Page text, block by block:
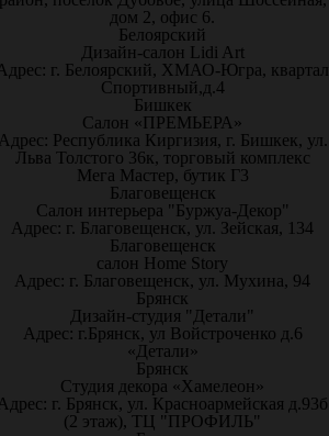
дом 2, офис 6.
Белоярский
Дизайн-салон Lidi Art
г. Белоярский, ХМАО-Югра, квартал
Спортивный,д.4
Бишкек
Салон «ПРЕМЬЕРА»
Республика Киргизия, г. Бишкек, ул.
Льва Толстого 36к, торговый комплекс
Мега Мастер, бутик Г3
Благовещенск
Салон интерьера "Буржуа-Декор"
Адрес: г. Благовещенск, ул. Зейская, 134
Благовещенск
салон Home Story
Адрес: г. Благовещенск, ул. Мухина, 94
Брянск
Дизайн-студия "Детали"
Адрес: г.Брянск, ул Войстроченко д.6
«Детали»
Брянск
Студия декора «Хамелеон»
г. Брянск, ул. Красноармейская д.93б
(2 этаж), ТЦ "ПРОФИЛЬ"